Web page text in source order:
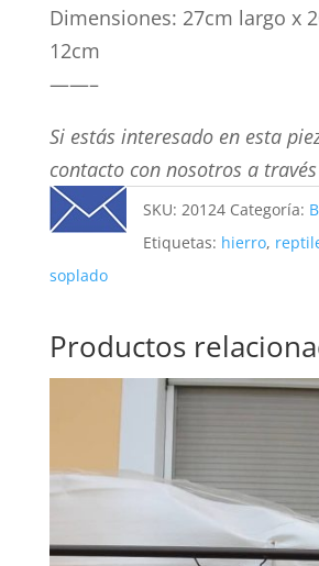
Dimensiones: 27cm largo x
12cm
——–
Si estás interesado en esta
contacto con nosotros a
SKU: 20124 Categoría:
Etiquetas: hierro,
soplado
Productos